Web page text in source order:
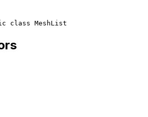
class MeshList